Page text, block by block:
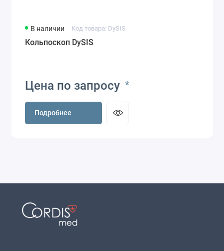
В наличии Код товара: DySIS
Кольпоскоп DySIS
Цена по запросу *
Подробнее